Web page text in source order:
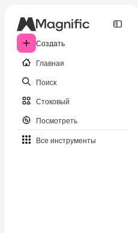
Создать
Главная
Поиск
Стоковый
Посмотреть
Все инструменты